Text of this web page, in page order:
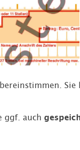
ggf. auch